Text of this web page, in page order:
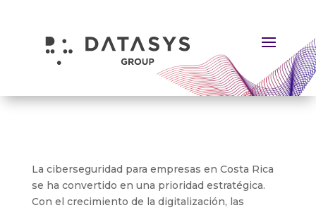
La ciberseguridad para empresas en Costa Rica
se ha convertido en una prioridad estratégica.
Con el crecimiento de la digitalización, las